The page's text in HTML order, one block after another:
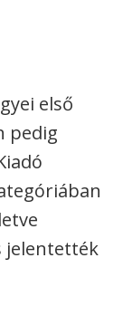
első
pedig
jelentették